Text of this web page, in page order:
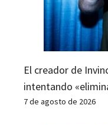
El creador de
intentando
7 de agosto de 2026